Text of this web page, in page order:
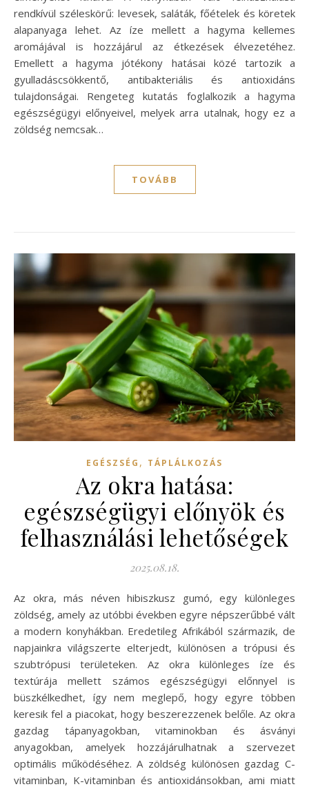
rendkívül széleskörű: levesek, saláták, főételek és köretek
alapanyaga lehet. Az íze mellett a hagyma kellemes
aromájával is hozzájárul az étkezések élvezetéhez.
Emellett a hagyma jótékony hatásai közé tartozik a
gyulladáscsökkentő, antibakteriális és antioxidáns
tulajdonságai. Rengeteg kutatás foglalkozik a hagyma
egészségügyi előnyeivel, melyek arra utalnak, hogy ez a
zöldség nemcsak…
TOVÁBB
EGÉSZSÉG , TÁPLÁLKOZÁS
Az okra hatása:
egészségügyi előnyök és
felhasználási lehetőségek
2025.08.18.
Az okra, más néven hibiszkusz gumó, egy különleges
zöldség, amely az utóbbi években egyre népszerűbbé vált
a modern konyhákban. Eredetileg Afrikából származik, de
napjainkra világszerte elterjedt, különösen a trópusi és
szubtrópusi területeken. Az okra különleges íze és
textúrája mellett számos egészségügyi előnnyel is
büszkélkedhet, így nem meglepő, hogy egyre többen
keresik fel a piacokat, hogy beszerezzenek belőle. Az okra
gazdag tápanyagokban, vitaminokban és ásványi
anyagokban, amelyek hozzájárulhatnak a szervezet
optimális működéséhez. A zöldség különösen gazdag C-
vitaminban, K-vitaminban és antioxidánsokban, ami miatt